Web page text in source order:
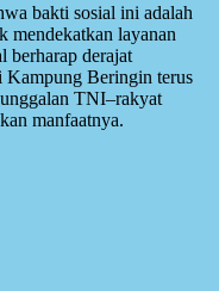
bakti sosial ini adalah
mendekatkan layanan
berharap derajat
Kampung Beringin terus
TNI–rakyat
manfaatnya.